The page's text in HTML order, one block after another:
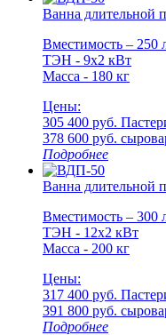
Ванна длительной
Вместимость – 250
ТЭН - 9х2 кВт
Масса - 180 кг
Цены:
305 400 руб.
378 600 руб.
Подробнее
Ванна длительной
Вместимость – 300
ТЭН - 12х2 кВт
Масса - 200 кг
Цены:
317 400 руб.
391 800 руб.
Подробнее